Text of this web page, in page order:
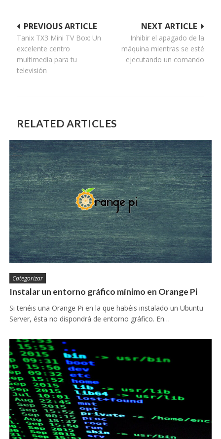
Navegación
de
entradas
NEXT ARTICLE
Inhibir el apagado de la
máquina mientras se esté
ejecutando un comando
PREVIOUS ARTICLE
Tanix TX3 Mini TV Box: Un
excelente centro
multimedia para tu
televisión
RELATED ARTICLES
Categorizar
Instalar un entorno gráfico mínimo en Orange Pi
Si tenéis una Orange Pi en la que habéis instalado un Ubuntu
Server, ésta no dispondrá de entorno gráfico. En…